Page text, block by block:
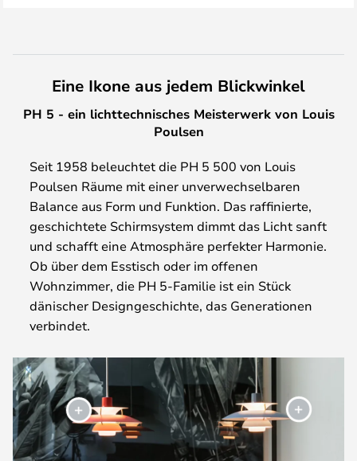
Eine Ikone aus jedem Blickwinkel
PH 5 - ein lichttechnisches Meisterwerk von Louis
Poulsen
Seit 1958 beleuchtet die PH 5 500 von Louis
Poulsen Räume mit einer unverwechselbaren
Balance aus Form und Funktion. Das raffinierte,
geschichtete Schirmsystem dimmt das Licht sanft
und schafft eine Atmosphäre perfekter Harmonie.
Ob über dem Esstisch oder im offenen
Wohnzimmer, die PH 5-Familie ist ein Stück
dänischer Designgeschichte, das Generationen
verbindet.